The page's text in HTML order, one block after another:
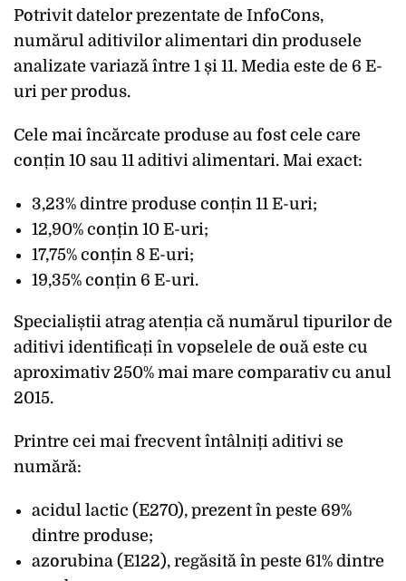
Potrivit datelor prezentate de InfoCons,
numărul aditivilor alimentari din produsele
analizate variază între 1 și 11. Media este de 6 E-
uri per produs.
Cele mai încărcate produse au fost cele care
conțin 10 sau 11 aditivi alimentari. Mai exact:
3,23% dintre produse conțin 11 E-uri;
12,90% conțin 10 E-uri;
17,75% conțin 8 E-uri;
19,35% conțin 6 E-uri.
Specialiștii atrag atenția că numărul tipurilor de
aditivi identificați în vopselele de ouă este cu
aproximativ 250% mai mare comparativ cu anul
2015.
Printre cei mai frecvent întâlniți aditivi se
numără:
acidul lactic (E270), prezent în peste 69%
dintre produse;
azorubina (E122), regăsită în peste 61% dintre